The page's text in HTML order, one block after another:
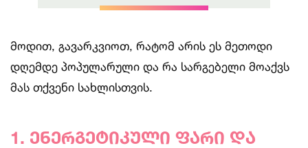
მოდით, გავარკვიოთ, რატომ არის ეს მეთოდი
დღემდე პოპულარული და რა სარგებელი მოაქვს
მას თქვენი სახლისთვის.
1. ენერგეტიკული ფარი და